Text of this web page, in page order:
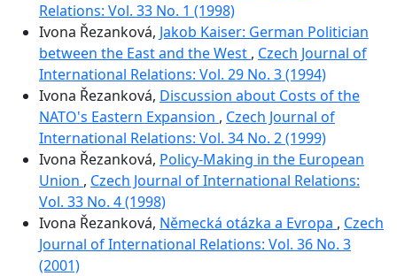
Relations: Vol. 33 No. 1 (1998)
Ivona Řezanková, Jakob Kaiser: German Politician
between the East and the West , Czech Journal of
International Relations: Vol. 29 No. 3 (1994)
Ivona Řezanková, Discussion about Costs of the
NATO's Eastern Expansion , Czech Journal of
International Relations: Vol. 34 No. 2 (1999)
Ivona Řezanková, Policy-Making in the European
Union , Czech Journal of International Relations:
Vol. 33 No. 4 (1998)
Ivona Řezanková, Německá otázka a Evropa , Czech
Journal of International Relations: Vol. 36 No. 3
(2001)